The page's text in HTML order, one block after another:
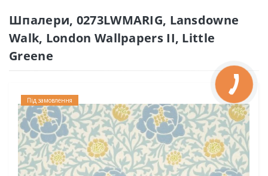
Шпалери, 0273LWMARIG, Lansdowne
Walk, London Wallpapers II, Little
Greene
Під замовлення